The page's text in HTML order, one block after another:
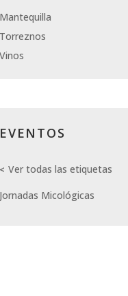
Mantequilla
Torreznos
Vinos
EVENTOS
Ver todas las etiquetas
Jornadas Micológicas